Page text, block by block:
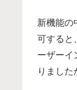
新機能の
可すると
ーザーイ
りまし